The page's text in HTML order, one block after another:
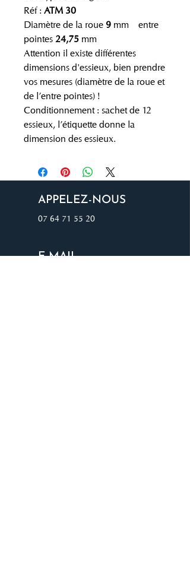
Réf : ATM 30
Diamètre de la roue 9 mm entre
pointes 24,75 mm
Attention il existe différentes
dimensions d'essieux, bien prendre
vos mesures (diamètre de la roue et
de l’entre pointes) !
Conditionnement : sachet de 12
essieux, l’étiquette donne la
dimension des essieux.
APPELEZ-NOUS
07 64 71 55 20
E-MAIL